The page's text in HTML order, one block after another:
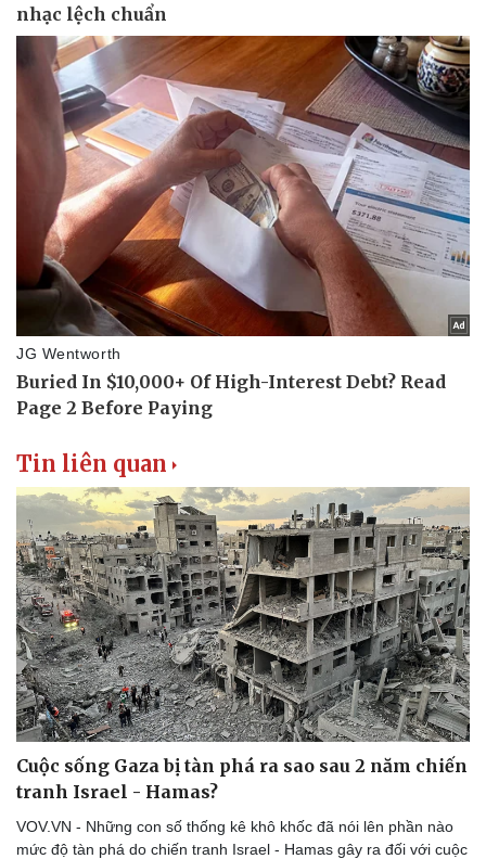
Thể thao
Bóng đá
Thế giới thể thao
eSports
Tư vấn
Tin liên quan
Cuộc sống Gaza bị tàn phá ra sao sau 2 năm chiến
tranh Israel - Hamas?
VOV.VN - Những con số thống kê khô khốc đã nói lên phần nào
mức độ tàn phá do chiến tranh Israel - Hamas gây ra đối với cuộc